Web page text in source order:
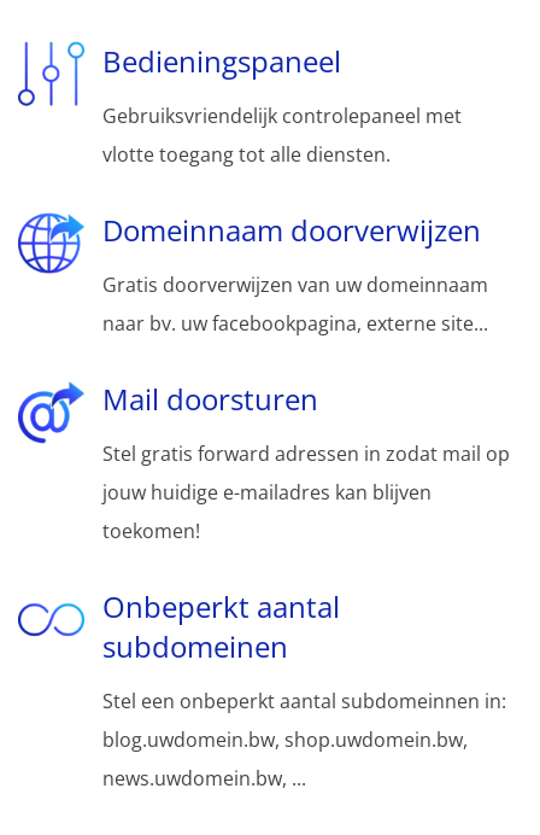
Bedieningspaneel
Gebruiksvriendelijk controlepaneel met
vlotte toegang tot alle diensten.
Domeinnaam doorverwijzen
Gratis doorverwijzen van uw domeinnaam
naar bv. uw facebookpagina, externe site...
Mail doorsturen
Stel gratis forward adressen in zodat mail op
jouw huidige e-mailadres kan blijven
toekomen!
Onbeperkt aantal
subdomeinen
Stel een onbeperkt aantal subdomeinnen in:
blog.uwdomein.bw, shop.uwdomein.bw,
news.uwdomein.bw, ...